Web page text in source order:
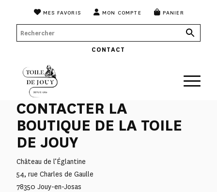
MES FAVORIS MON COMPTE PANIER
CONTACT
CONTACTER LA
BOUTIQUE DE LA TOILE
DE JOUY
Château de l’Églantine
54, rue Charles de Gaulle
78350 Jouy-en-Josas